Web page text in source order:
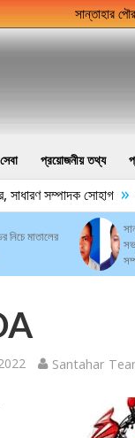
সান্তাহার
প্রয়োজনীয় তথ্য
সম্পাদক সোহাগ »
নিচে মাতালের
Santahar